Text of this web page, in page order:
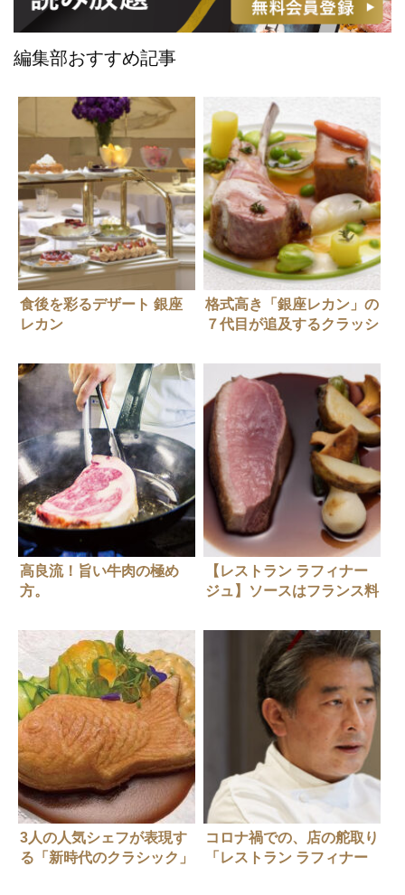
編集部おすすめ記事
食後を彩るデザート 銀座
レカン
格式高き「銀座レカン」の
７代目が追及するクラッシ
高良流！旨い牛肉の極め
方。
【レストラン ラフィナー
ジュ】ソースはフランス料
挑むソースのさらなる進化
3人の人気シェフが表現す
る「新時代のクラシック」
コロナ禍での、店の舵取り
「レストラン ラフィナー